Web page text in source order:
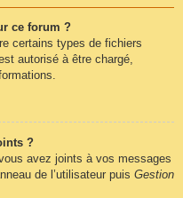
ce forum ?
certains types de fichiers
autorisé à être chargé,
?
avez joints à vos messages
de l’utilisateur puis Gestion